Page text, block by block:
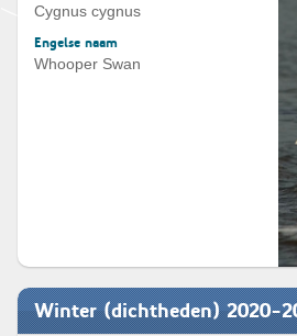
Cygnus cygnus
Engelse naam
Whooper Swan
Winter (dichtheden) 2020-